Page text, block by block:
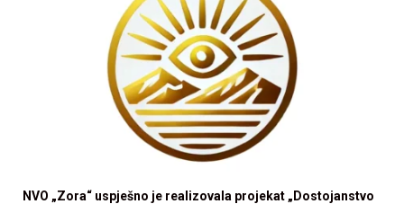
NVO „Zora“ uspješno je realizovala projekat „Dostojanstvo